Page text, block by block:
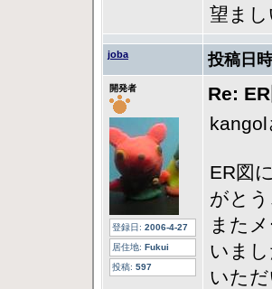
望ま
joba 投稿日
開発者
登録日: 2006-4-27
居住地: Fukui
投稿: 597
Re:
ER図
がと
また
いま
いた